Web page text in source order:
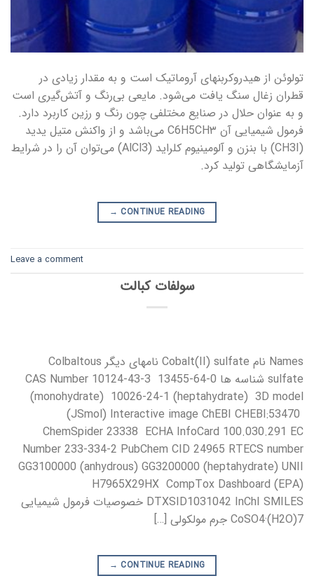
تولوئن از هیدروکربنهای آروماتیک است و به مقدار زیادی در
قطران زغال سنگ یافت می‌شود. مایعی بی‌رنگ و آتش‌گیری است
و به عنوان حلال در صنایع مختلفی چون رنگ و رزین کاربرد دارد.
فرمول شیمیایی آن C6H5CH۳ می‌باشد و از واکنش متیل یدید
(CH3I) با بنزن و آلومینیوم کلراید (AlCl3) می‌توان آن را در شرایط
آزمایشگاهی تولید کرد.
CONTINUE READING
→
Leave a comment
سولفات کبالت
Names نام Cobalt(II) sulfate نامهای دیگر Colbaltous
sulfate شناسه ها CAS Number 10124-43-3 13455-64-0
(monohydrate) 10026-24-1 (heptahydrate) 3D model
(JSmol) Interactive image ChEBI CHEBI:53470
ChemSpider 23338 ECHA InfoCard 100.030.291 EC
Number 233-334-2 PubChem CID 24965 RTECS number
GG3100000 (anhydrous) GG3200000 (heptahydrate) UNII
H7965X29HX CompTox Dashboard (EPA)
DTXSID1031042 InChI SMILES خصوصیات فرمول شیمیایی
CoSO4·(H2O)7 جرم مولکولی […]
CONTINUE READING
→